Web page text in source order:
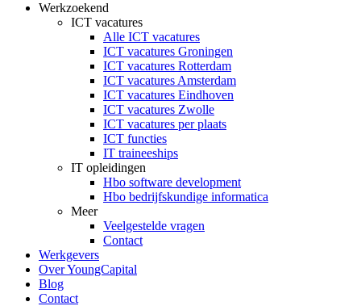
Werkzoekend
ICT vacatures
Alle ICT vacatures
ICT vacatures Groningen
ICT vacatures Rotterdam
ICT vacatures Amsterdam
ICT vacatures Eindhoven
ICT vacatures Zwolle
ICT vacatures per plaats
ICT functies
IT traineeships
IT opleidingen
Hbo software development
Hbo bedrijfskundige informatica
Meer
Veelgestelde vragen
Contact
Werkgevers
Over YoungCapital
Blog
Contact